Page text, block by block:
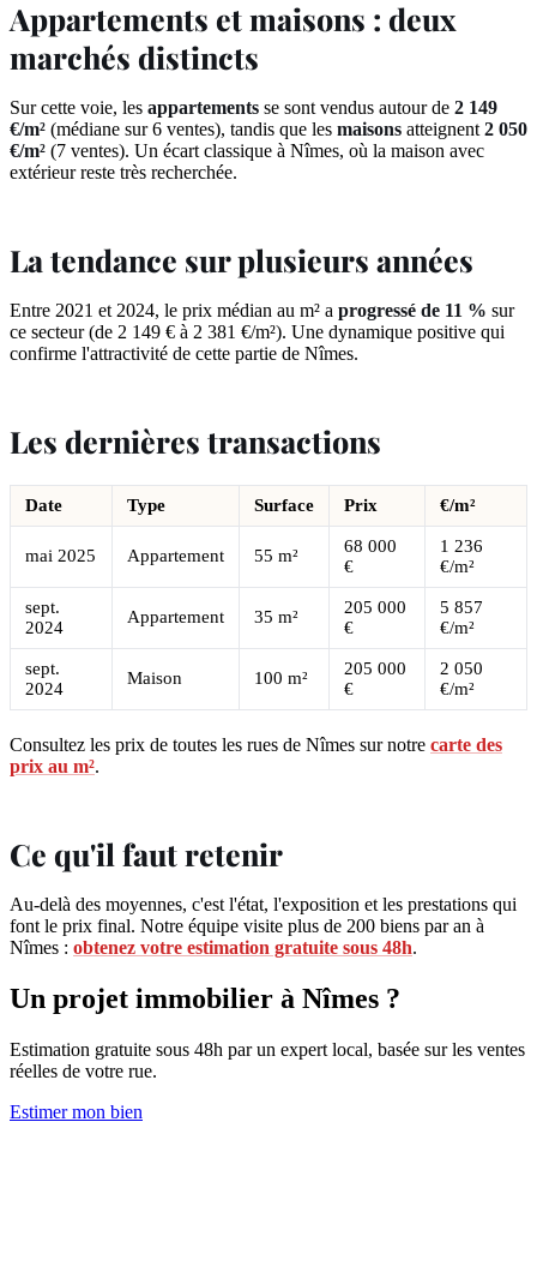
Appartements et maisons : deux
marchés distincts
Sur cette voie, les appartements se sont vendus autour de 2 149
€/m² (médiane sur 6 ventes), tandis que les maisons atteignent 2 050
€/m² (7 ventes). Un écart classique à Nîmes, où la maison avec
extérieur reste très recherchée.
La tendance sur plusieurs années
Entre 2021 et 2024, le prix médian au m² a progressé de 11 % sur
ce secteur (de 2 149 € à 2 381 €/m²). Une dynamique positive qui
confirme l'attractivité de cette partie de Nîmes.
Les dernières transactions
Date Type Surface Prix €/m²
mai 2025 Appartement 55 m²
68 000
€
1 236
€/m²
sept.
2024
Appartement 35 m²
205 000
€
5 857
€/m²
sept.
2024
Maison 100 m²
205 000
€
2 050
€/m²
Consultez les prix de toutes les rues de Nîmes sur notre carte des
prix au m².
Ce qu'il faut retenir
Au-delà des moyennes, c'est l'état, l'exposition et les prestations qui
font le prix final. Notre équipe visite plus de 200 biens par an à
Nîmes : obtenez votre estimation gratuite sous 48h.
Un projet immobilier à Nîmes ?
Estimation gratuite sous 48h par un expert local, basée sur les ventes
réelles de votre rue.
Estimer mon bien